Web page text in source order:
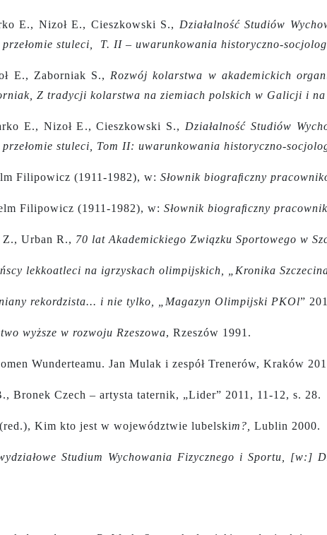
E., Nizoł E., Cieszkowski S., Działalność Studiów
stuleci, T. II – uwarunkowania historyczno-
E., Zaborniak S., Rozwój kolarstwa w akademickich
Z tradycji kolarstwa na ziemiach polskich w Galicji i na
E., Nizoł E., Cieszkowski S., Działalność Studiów
stuleci, Tom II: uwarunkowania historyczno-
Filipowicz (1911-1982), w: Słownik biograﬁczny
Filipowicz (1911-1982), w: Słownik biograﬁczny
Z., Urban R., 70 lat Akademickiego Związku Sportowego w
lekkoatleci na igrzyskach olimpijskich, „Kronika
rekordzista... i nie tylko, „Magazyn Olimpijski PKOl”
wyższe w rozwoju Rzeszowa, Rzeszów 1991.
Wunderteamu. Jan Mulak i zespół Trenerów, Kraków
Bronek Czech – artysta taternik, „Lider” 2011, 11-12, s. 28.
Kim kto jest w województwie lubelskim?, Lublin 2000.
Studium Wychowania Fizycznego i Sportu, [w:]